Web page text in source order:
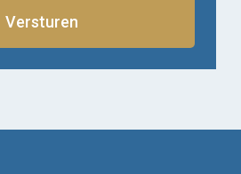
Versturen